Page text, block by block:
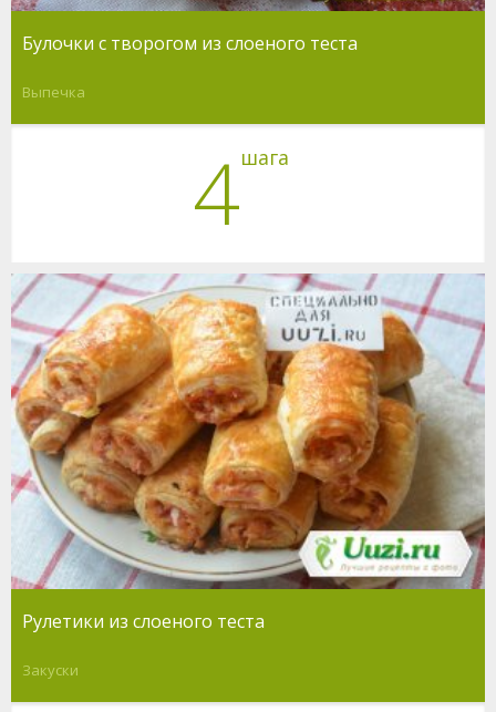
Булочки с творогом из слоеного теста
Выпечка
4шага
Рулетики из слоеного теста
Закуски